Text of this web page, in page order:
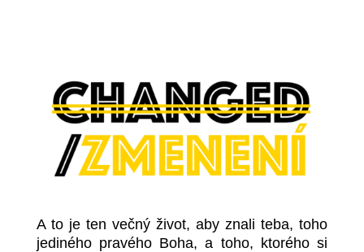
A to je ten večný život, aby znali teba, toho
jediného pravého Boha, a toho, ktorého si